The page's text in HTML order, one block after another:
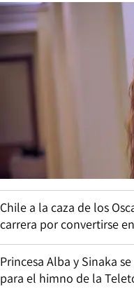
Chile a la caza de los
carrera por convertirse
Princesa Alba y Sinaka
para el himno de la